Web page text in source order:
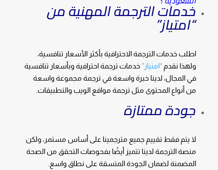
خدمات الترجمة المهنية من
“امتياز”
اطلب خدمات الترجمة الاحترافية بأكثر الأسعار تنافسية،
ولهذا نقدم “امتياز” خدمات ترجمة احترافية وبأسعار تنافسية
في المجال، لدينا خبرة واسعة في ترجمة مجموعة واسعة
من أنواع المحتوى مثل ترجمة مواقع الويب والتطبيقات.
جودة ممتازة
لا يتم فقط تقييم جميع مترجمينا على أساس مستمر، ولكن
منصة الترجمة لدينا تتميز أيضًا بفحوصات التحقق من الصحة
المضمنة لضمان الجودة المتسقة على نطاق واسع.